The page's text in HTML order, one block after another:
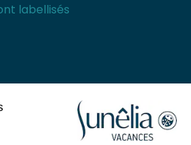
labellisés